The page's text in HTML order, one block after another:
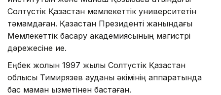
Солтүстік Қазақстан мемлекеттік университетін
тәмамдаған. Қазақстан Президенті жанындағы
Мемлекеттік басқару академиясының магистрі
дәрежесіне ие.
Еңбек жолын 1997 жылы Солтүстік Қазақстан
облысы Тимирязев ауданы әкімінің аппаратында
бас маман қызметінен бастаған.